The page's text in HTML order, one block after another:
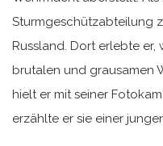
Sturmgeschützabteilung
Russland. Dort erlebte er,
brutalen und grausamen
hielt er mit seiner
erzählte er sie einer